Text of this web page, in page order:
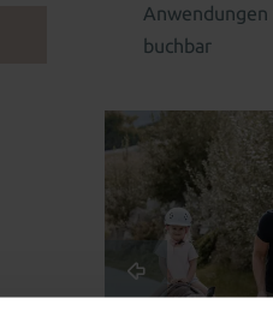
Anwendungen
buchbar